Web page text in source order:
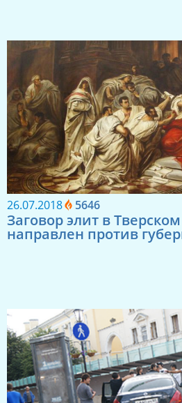
26.07.2018 5646
Заговор элит в
направлен против